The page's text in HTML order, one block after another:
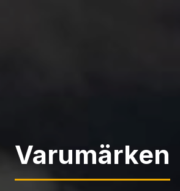
Varumärken